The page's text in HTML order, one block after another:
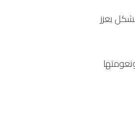
يعزز